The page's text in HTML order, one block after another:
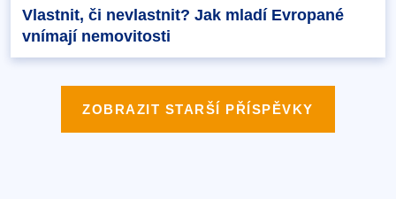
Vlastnit, či nevlastnit? Jak mladí Evropané
vnímají nemovitosti
ZOBRAZIT STARŠÍ PŘÍSPĚVKY